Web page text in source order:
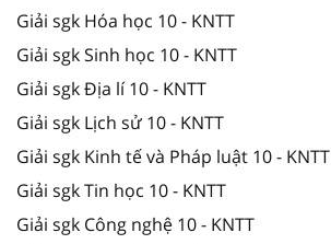
Giải sgk Hóa học 10 - KNTT
Giải sgk Sinh học 10 - KNTT
Giải sgk Địa lí 10 - KNTT
Giải sgk Lịch sử 10 - KNTT
Giải sgk Kinh tế và Pháp luật 10 - KNTT
Giải sgk Tin học 10 - KNTT
Giải sgk Công nghệ 10 - KNTT